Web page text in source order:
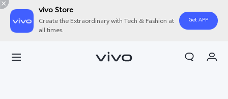
vivo Store
Create the Extraordinary with Tech & Fashion at
all times.
Get APP